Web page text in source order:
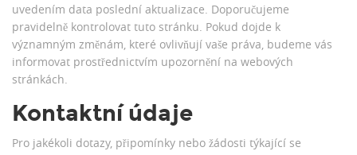
uvedením data poslední aktualizace. Doporučujeme
pravidelně kontrolovat tuto stránku. Pokud dojde k
významným změnám, které ovlivňují vaše práva, budeme vás
informovat prostřednictvím upozornění na webových
stránkách.
Kontaktní údaje
Pro jakékoli dotazy, připomínky nebo žádosti týkající se